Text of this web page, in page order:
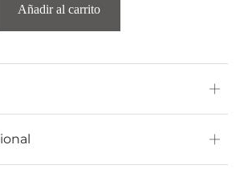
Añadir al carrito